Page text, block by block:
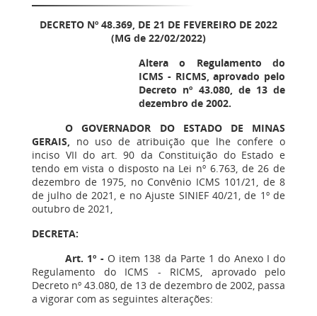
DECRETO Nº 48.369, DE 21 DE FEVEREIRO DE 2022
(MG de 22/02/2022)
Altera o Regulamento do
ICMS - RICMS, aprovado pelo
Decreto nº 43.080, de 13 de
dezembro de 2002.
O GOVERNADOR DO ESTADO DE MINAS
GERAIS, no uso de atribuição que lhe confere o
inciso VII do art. 90 da Constituição do Estado e
tendo em vista o disposto na Lei nº 6.763, de 26 de
dezembro de 1975, no Convênio ICMS 101/21, de 8
de julho de 2021, e no Ajuste SINIEF 40/21, de 1º de
outubro de 2021,
DECRETA:
Art. 1º - O item 138 da Parte 1 do Anexo I do
Regulamento do ICMS - RICMS, aprovado pelo
Decreto nº 43.080, de 13 de dezembro de 2002, passa
a vigorar com as seguintes alterações: